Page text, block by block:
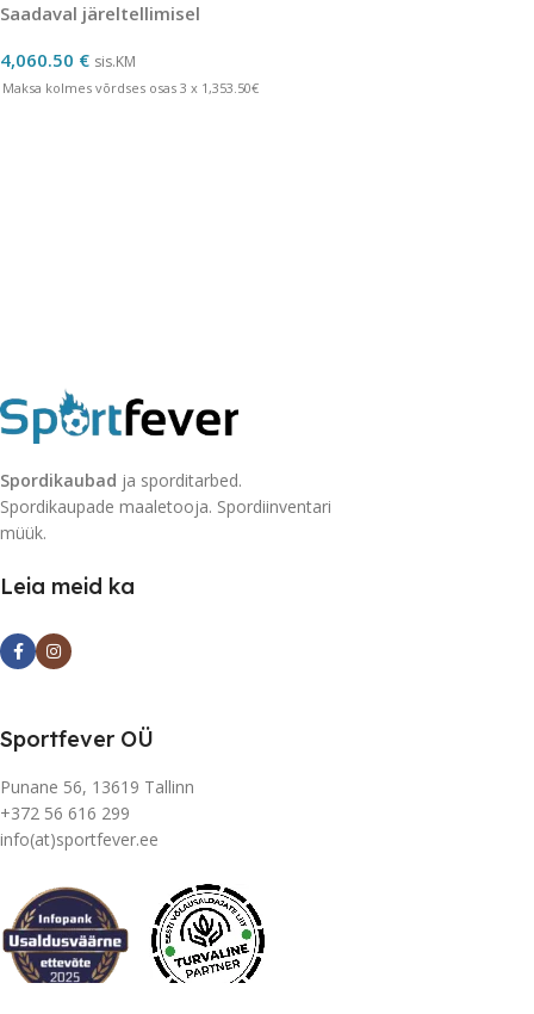
Saadaval järeltellimisel
4,060.50 € sis.KM
Maksa kolmes võrdses osas 3 x 1,353.50€
Spordikaubad ja sporditarbed.
Spordikaupade maaletooja. Spordiinventari
müük.
Leia meid ka
Sportfever OÜ
Punane 56, 13619 Tallinn
+372 56 616 299
info(at)sportfever.ee